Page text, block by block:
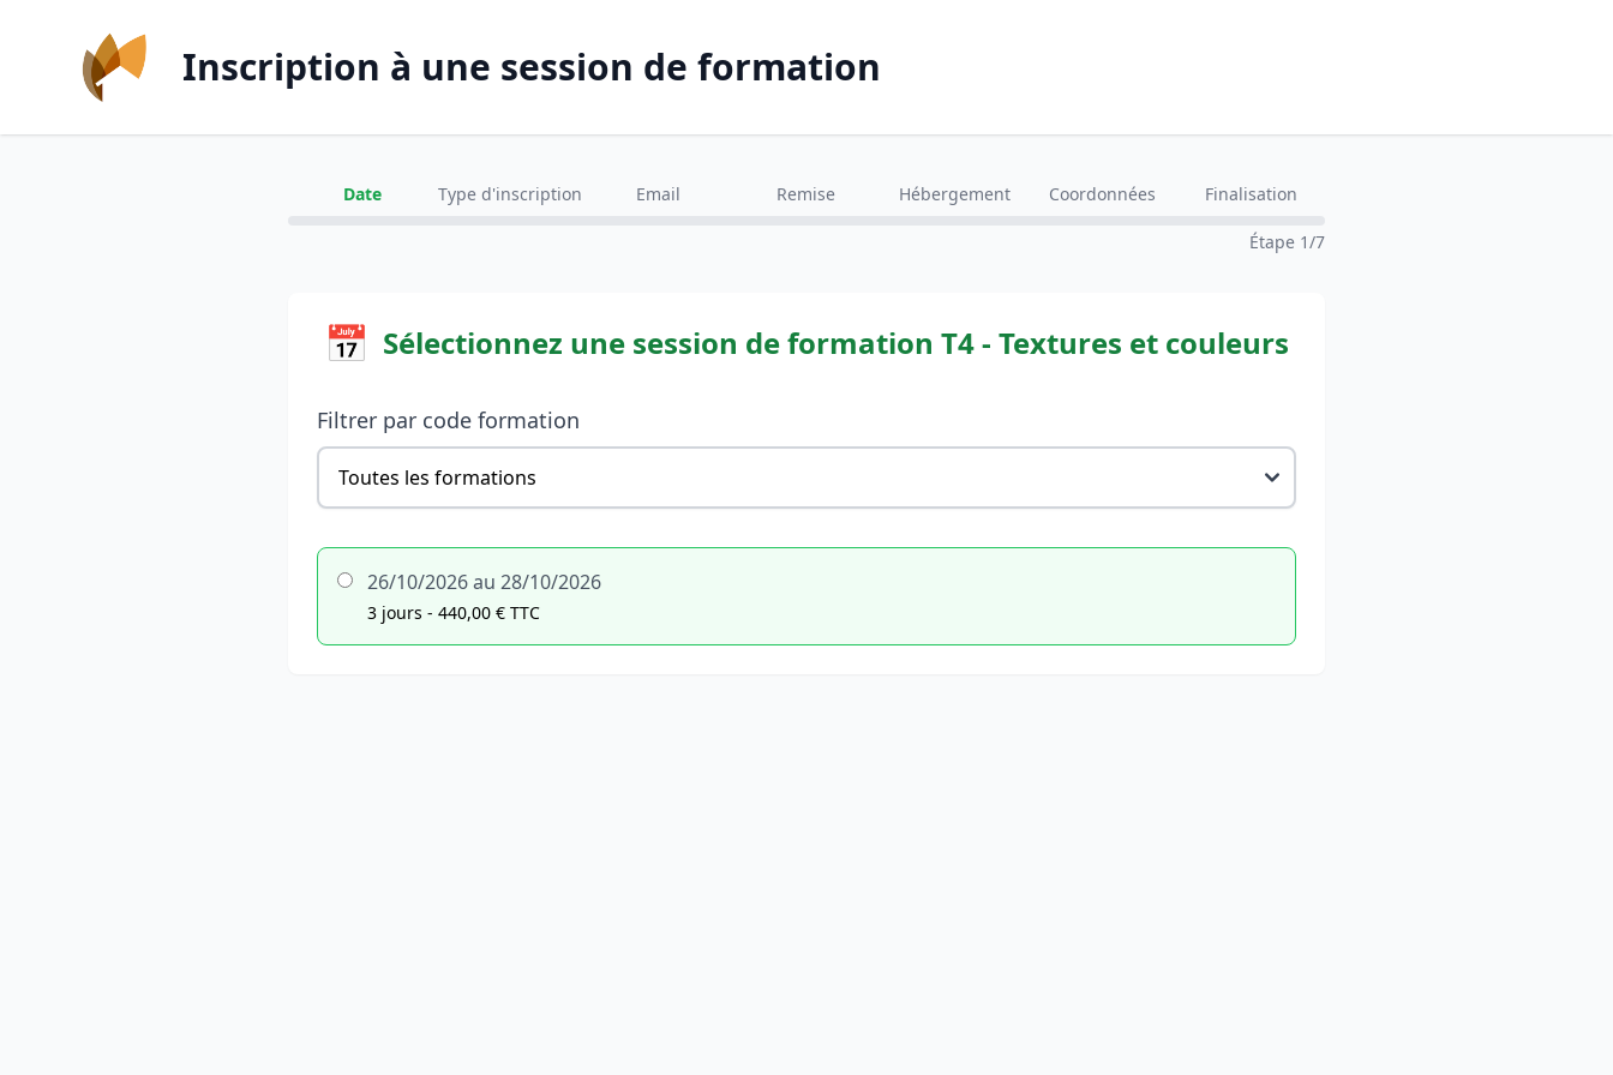
Inscription à une session de formation
Date Type d'inscription Email Remise Hébergement Coordonnées Finalisation
Étape 1/7
📅 Sélectionnez une session de formation T4 - Textures et couleurs
Filtrer par code formation
26/10/2026 au 28/10/2026
3 jours - 440,00 € TTC